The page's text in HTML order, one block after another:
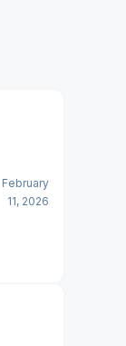
February
11, 2026